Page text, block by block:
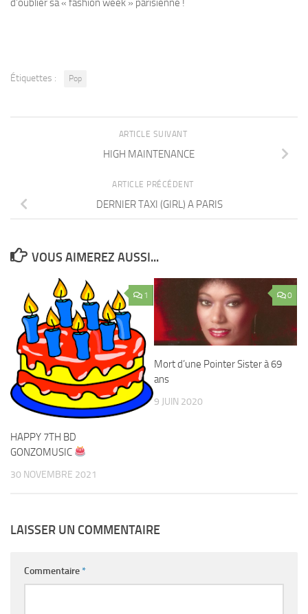
d’oublier sa « fashion week » parisienne !
Étiquettes : Pop
ARTICLE SUIVANT
HIGH MAINTENANCE
ARTICLE PRÉCÉDENT
DERNIER TAXI (GIRL) A PARIS
VOUS AIMEREZ AUSSI...
1
HAPPY 7TH BD
GONZOMUSIC
30 NOVEMBRE 2021
0
Mort d’une Pointer Sister à 69
ans
9 JUIN 2020
LAISSER UN COMMENTAIRE
Commentaire*